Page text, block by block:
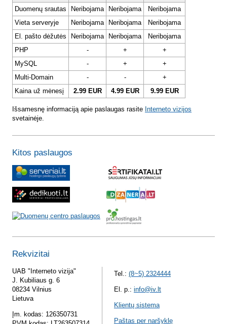
Duomenų srautas
Neribojama Neribojama
Neribojama
Vieta serveryje
Neribojama Neribojama
Neribojama
El. pašto dėžutės
Neribojama Neribojama
Neribojama
PHP
- +
+
MySQL
- +
+
Multi-Domain
- -
+
Kaina už mėnesį
2.99 EUR 4.99 EUR 9.99 EUR
Išsamesnę informaciją apie paslaugas rasite Interneto vizijos
svetainėje.
Kitos paslaugos
Rekvizitai
UAB "Interneto vizija"
J. Kubiliaus g. 6
08234 Vilnius
Lietuva
Įm. kodas: 126350731
Tel.: (8~5) 2324444
El. p.: info@iv.lt
Klientų sistema
Paštas per naršyklę